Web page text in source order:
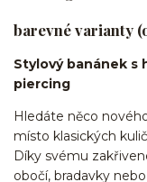
barevné varianty
Stylový banánek s
piercing
Hledáte něco
místo klasických
Díky svému
obočí, bradavky